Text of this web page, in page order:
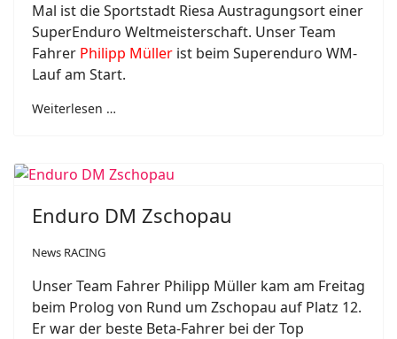
Mal ist die Sportstadt Riesa Austragungsort einer
SuperEnduro Weltmeisterschaft. Unser Team
Fahrer Philipp Müller ist beim Superenduro WM-
Lauf am Start.
Weiterlesen …
Enduro DM Zschopau
News RACING
Unser Team Fahrer Philipp Müller kam am Freitag
beim Prolog von Rund um Zschopau auf Platz 12.
Er war der beste Beta-Fahrer bei der Top